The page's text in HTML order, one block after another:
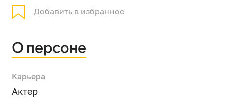
Добавить в избранное
О персоне
Карьера
Актер